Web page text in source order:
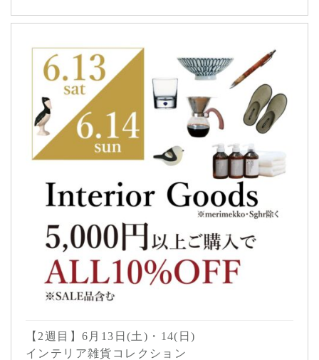
【2週目】6月13日(土)・14(日)
インテリア雑貨コレクション